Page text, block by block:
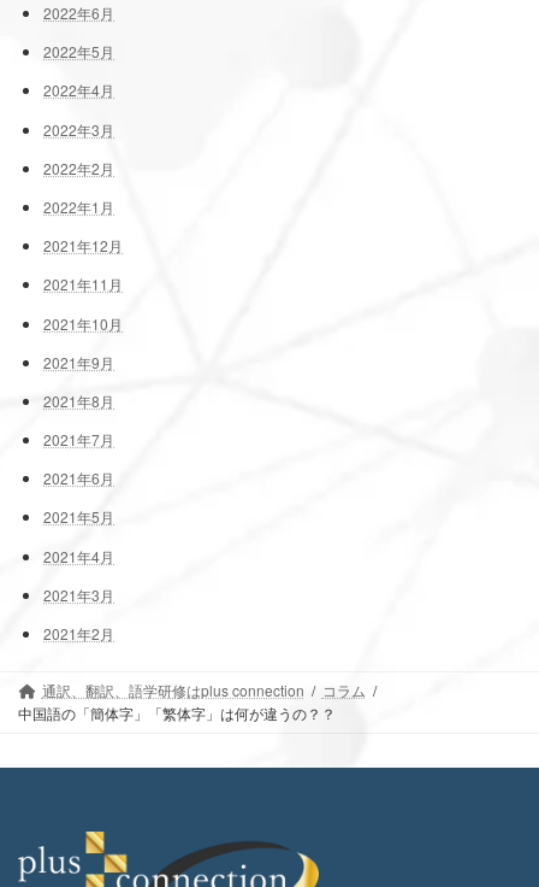
2022年6月
2022年5月
2022年4月
2022年3月
2022年2月
2022年1月
2021年12月
2021年11月
2021年10月
2021年9月
2021年8月
2021年7月
2021年6月
2021年5月
2021年4月
2021年3月
2021年2月
通訳、翻訳、語学研修はplus connection
コラム
中国語の「簡体字」「繁体字」は何が違うの？？